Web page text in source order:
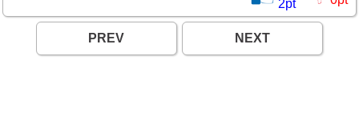
2pt
PREV NEXT